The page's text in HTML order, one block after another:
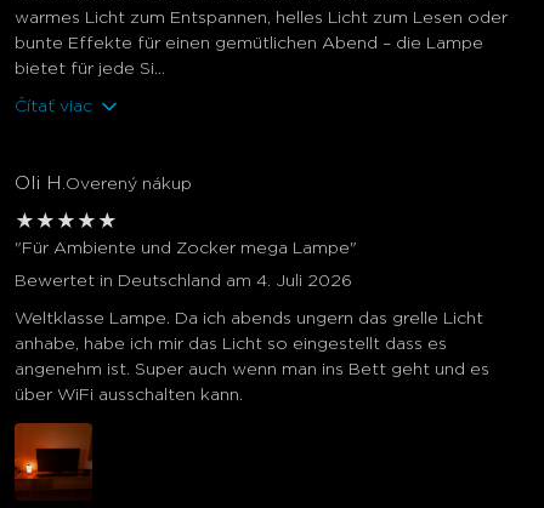
warmes Licht zum Entspannen, helles Licht zum Lesen oder
bunte Effekte für einen gemütlichen Abend – die Lampe
bietet für jede Si...
Čítať viac
Oli H. Overený nákup
★ ★ ★ ★ ★
"Für Ambiente und Zocker mega Lampe"
Bewertet in Deutschland am 4. Juli 2026
Weltklasse Lampe. Da ich abends ungern das grelle Licht
anhabe, habe ich mir das Licht so eingestellt dass es
angenehm ist. Super auch wenn man ins Bett geht und es
über WiFi ausschalten kann.